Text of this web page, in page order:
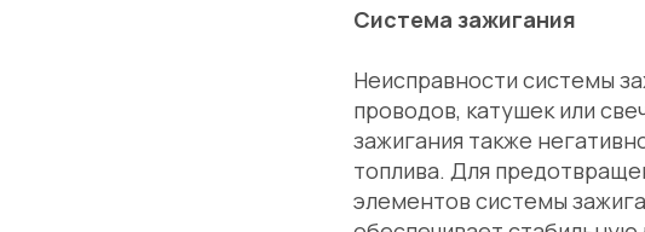
Система зажигания
Неисправности системы
проводов, катушек или
зажигания также
топлива. Для
элементов системы